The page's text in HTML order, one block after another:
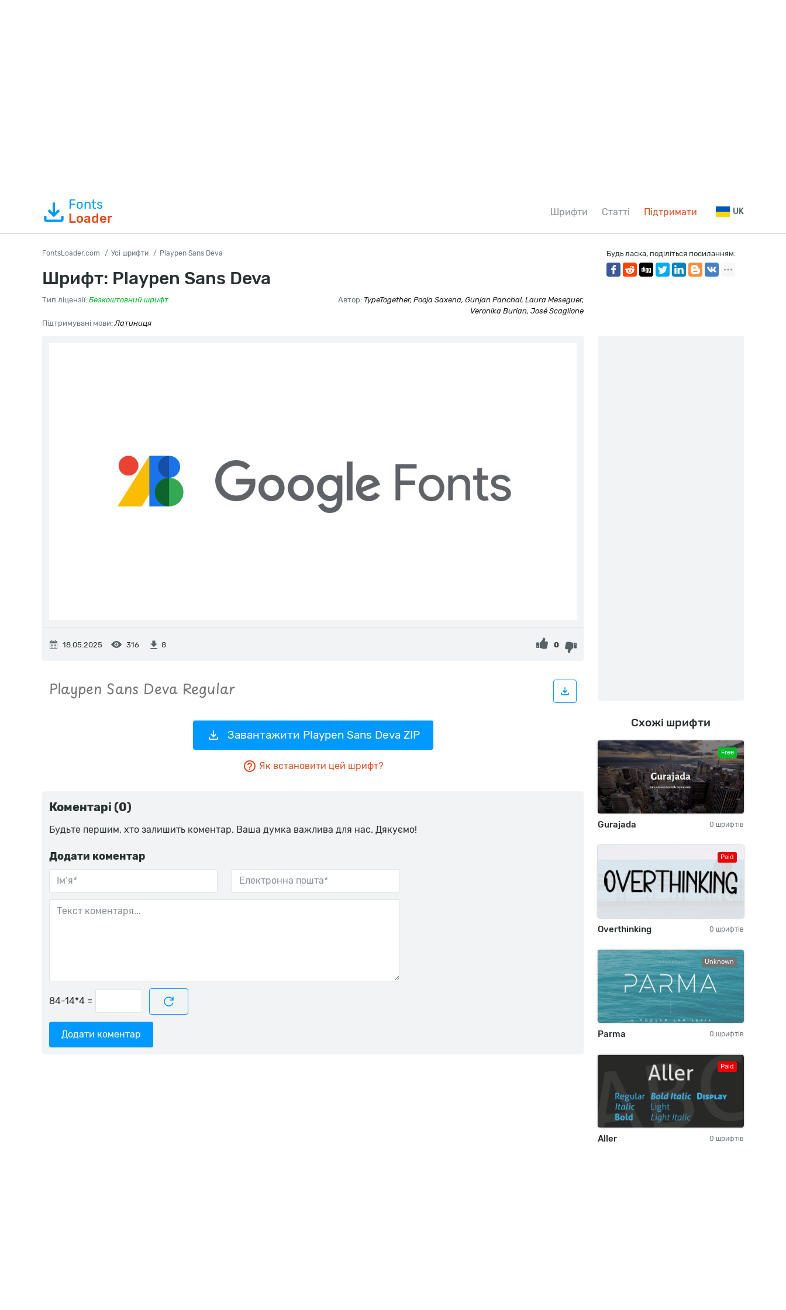
Fonts
Loader
Шрифти Статті Підтримати UK
FontsLoader.com Усі шрифти Playpen Sans Deva
Шрифт: Playpen Sans Deva
Тип ліцензії: Безкоштовний шрифт Автор: TypeTogether, Pooja Saxena, Gunjan Panchal, Laura Meseguer,
Veronika Burian, José Scaglione
Підтримувані мови:Латиниця
Будь ласка, поділіться посиланням:
18.05.2025 316 8 0
Завантажити Playpen Sans Deva ZIP
Як встановити цей шрифт?
Коментарі (0)
Будьте першим, хто залишить коментар. Ваша думка важлива для нас. Дякуємо!
Додати коментар
=
Додати коментар
Схожі шрифти
Free
Gurajada 0 шрифтів
Paid
Overthinking 0 шрифтів
Unknown
Parma 0 шрифтів
Paid
Aller 0 шрифтів